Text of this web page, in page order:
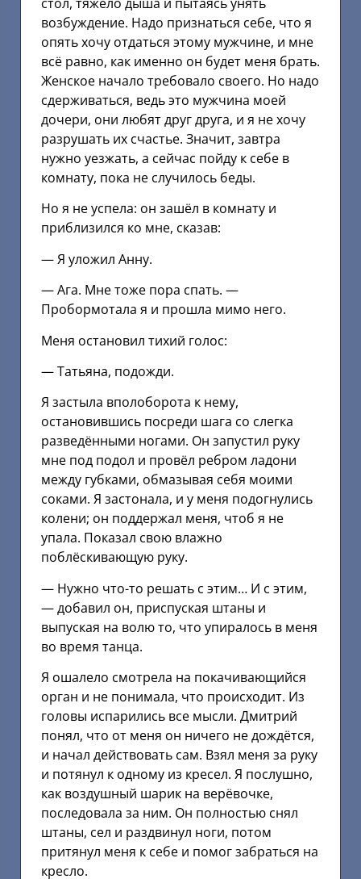
возбуждение. Надо признаться себе, что я
опять хочу отдаться этому мужчине, и мне
всё равно, как именно он будет меня брать.
Женское начало требовало своего. Но надо
сдерживаться, ведь это мужчина моей
дочери, они любят друг друга, и я не хочу
разрушать их счастье. Значит, завтра
нужно уезжать, а сейчас пойду к себе в
комнату, пока не случилось беды.
Но я не успела: он зашёл в комнату и
приблизился ко мне, сказав:
— Я уложил Анну.
— Ага. Мне тоже пора спать. —
Пробормотала я и прошла мимо него.
Меня остановил тихий голос:
— Татьяна, подожди.
Я застыла вполоборота к нему,
остановившись посреди шага со слегка
разведёнными ногами. Он запустил руку
мне под подол и провёл ребром ладони
между губками, обмазывая себя моими
соками. Я застонала, и у меня подогнулись
колени; он поддержал меня, чтоб я не
упала. Показал свою влажно
поблёскивающую руку.
— Нужно что-то решать с этим… И с этим,
— добавил он, приспуская штаны и
выпуская на волю то, что упиралось в меня
во время танца.
Я ошалело смотрела на покачивающийся
орган и не понимала, что происходит. Из
головы испарились все мысли. Дмитрий
понял, что от меня он ничего не дождётся,
и начал действовать сам. Взял меня за руку
и потянул к одному из кресел. Я послушно,
как воздушный шарик на верёвочке,
последовала за ним. Он полностью снял
штаны, сел и раздвинул ноги, потом
притянул меня к себе и помог забраться на
кресло.